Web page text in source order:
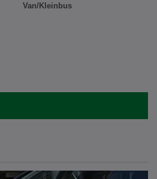
Van/Kleinbus